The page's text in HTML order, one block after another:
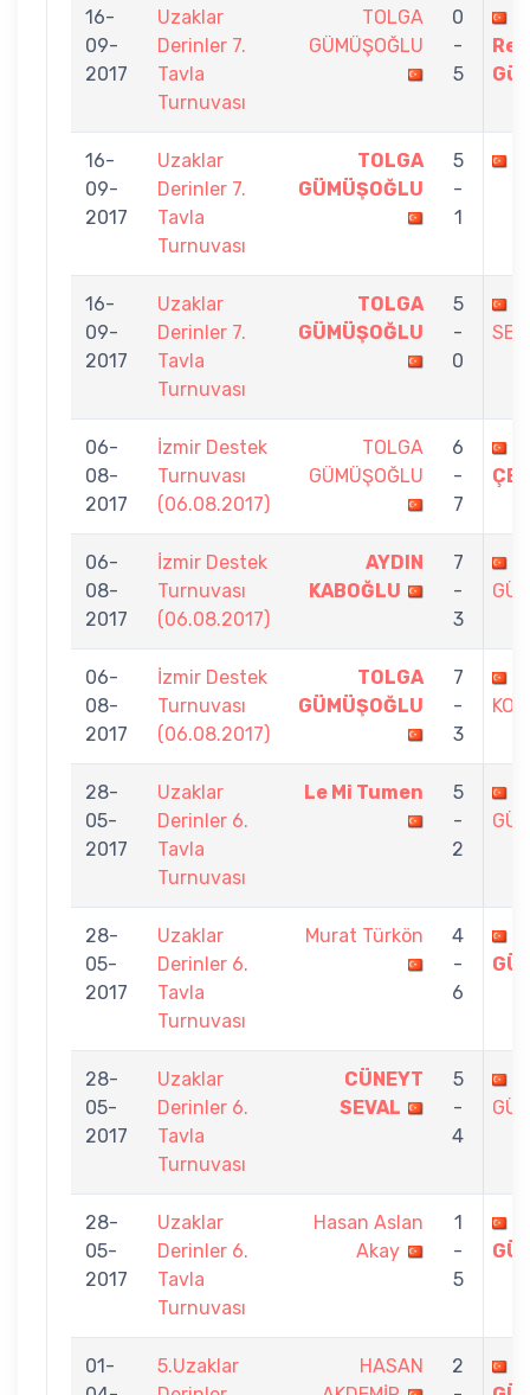
16-
09-
2017
Uzaklar
Derinler 7.
Tavla
Turnuvası
TOLGA
GÜMÜŞOĞLU
0
-
5
16-
09-
2017
Uzaklar
Derinler 7.
Tavla
Turnuvası
TOLGA
GÜMÜŞOĞLU
5
-
1
16-
09-
2017
Uzaklar
Derinler 7.
Tavla
Turnuvası
TOLGA
GÜMÜŞOĞLU
5
-
0
06-
08-
2017
İzmir Destek
Turnuvası
(06.08.2017)
TOLGA
GÜMÜŞOĞLU
6
-
7
06-
08-
2017
İzmir Destek
Turnuvası
(06.08.2017)
AYDIN
KABOĞLU
7
-
3
06-
08-
2017
İzmir Destek
Turnuvası
(06.08.2017)
TOLGA
GÜMÜŞOĞLU
7
-
3
28-
05-
2017
Uzaklar
Derinler 6.
Tavla
Turnuvası
Le Mi Tumen
5
-
2
28-
05-
2017
Uzaklar
Derinler 6.
Tavla
Turnuvası
Murat Türkön
4
-
6
28-
05-
2017
Uzaklar
Derinler 6.
Tavla
Turnuvası
CÜNEYT
SEVAL
5
-
4
28-
05-
2017
Uzaklar
Derinler 6.
Tavla
Turnuvası
Hasan Aslan
Akay
1
-
5
01-
5.Uzaklar
HASAN
2